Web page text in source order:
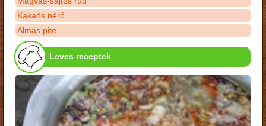
Kakaós néró
Almás pite
Leves receptek